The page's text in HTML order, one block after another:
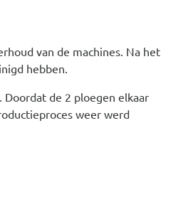
van de machines. Na het
hebben.
de 2 ploegen elkaar
weer werd